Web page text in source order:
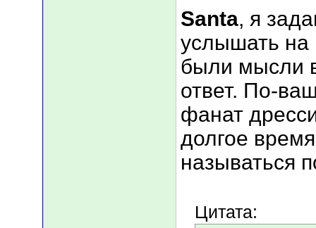
Santa, я
услышать на
были мысли
ответ. По-
фанат
долгое
называться
Цитата: